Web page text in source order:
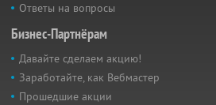
Ответы на вопросы
Бизнес-Партнёрам
Давайте сделаем акцию!
Заработайте, как Вебмастер
Прошедшие акции